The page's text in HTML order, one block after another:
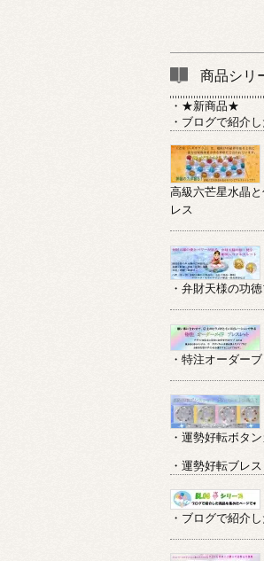
商品シリ
・★新商品★
・ブログで紹介
高級六芒星水晶
レス
・弁財天様の功
・特注オーダー
・運勢好転ボタ
・運勢好転ブレス
・ブログで紹介